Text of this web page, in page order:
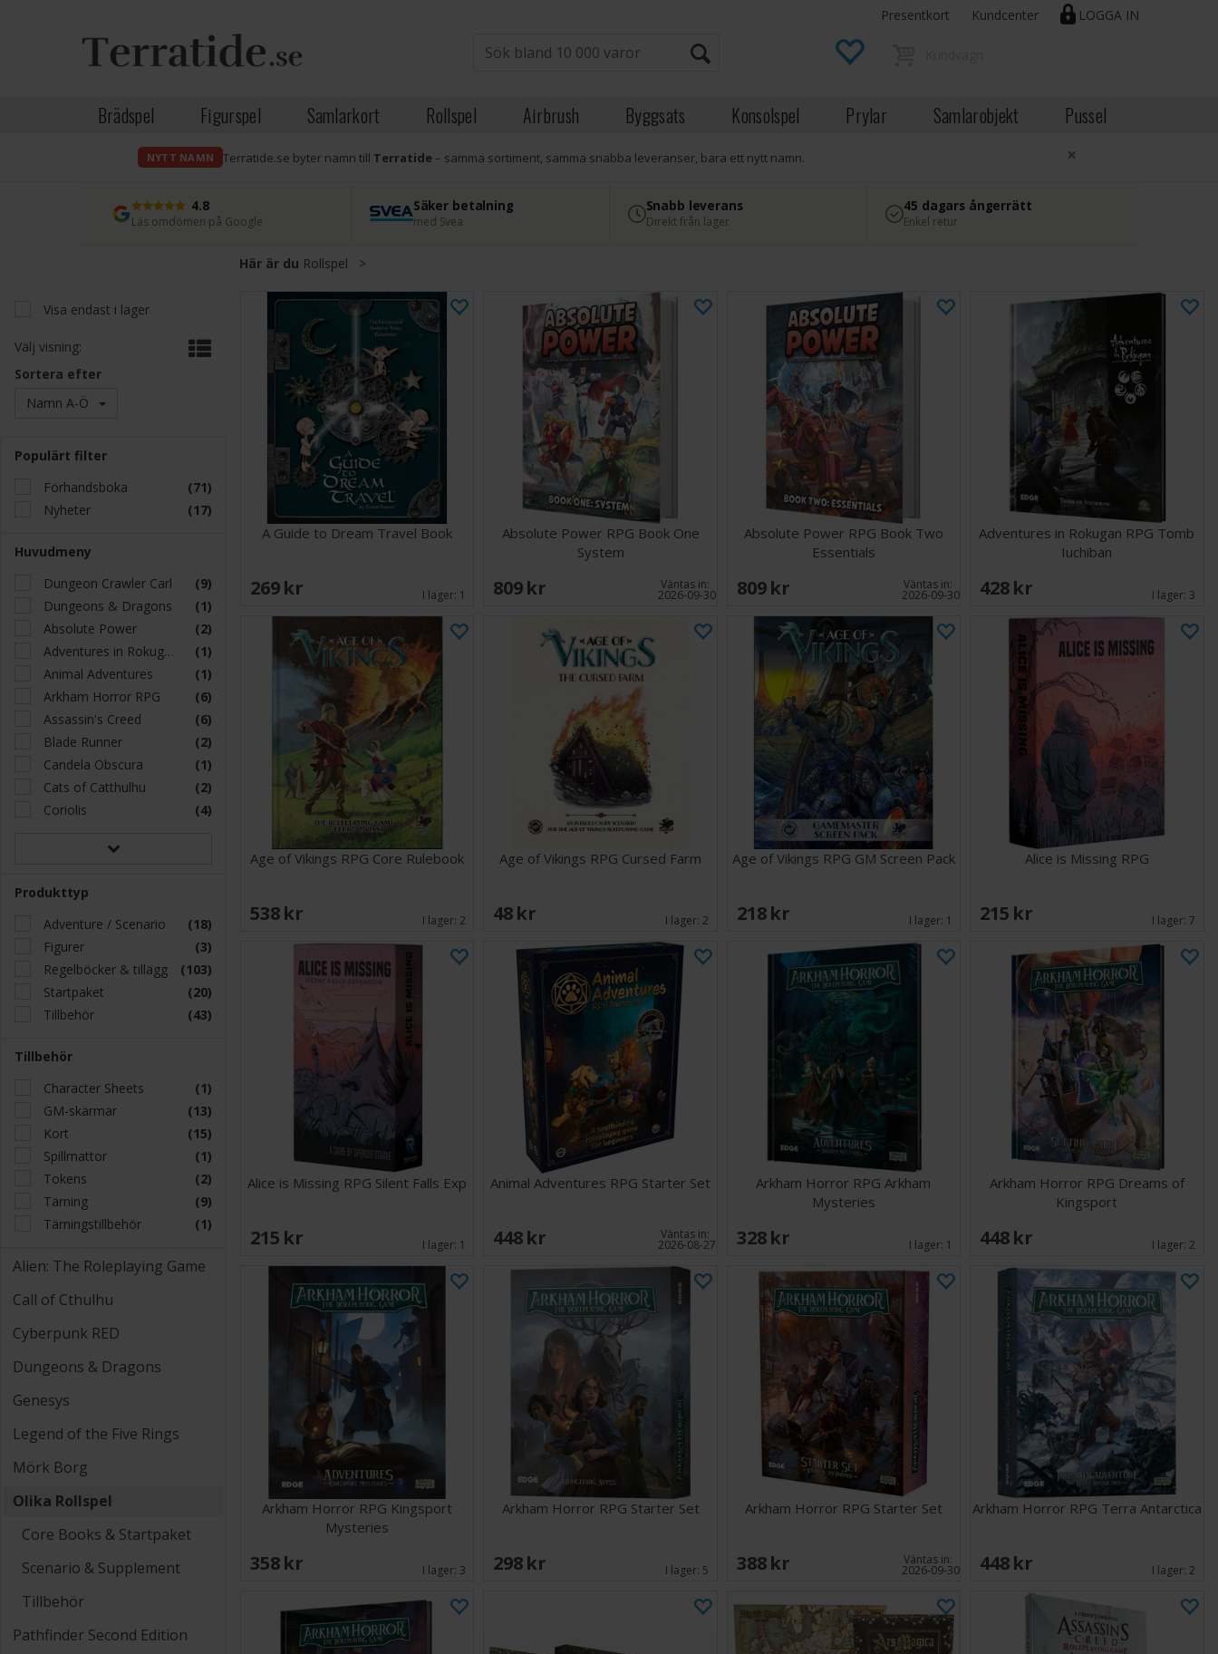
LOGGA IN
Presentkort Kundcenter
Brädspel Figurspel Samlarkort Rollspel Airbrush Byggsats Konsolspel Prylar Samlarobjekt Pussel
NYTT NAMN Terratide.se byter namn till Terratide– samma sortiment, samma snabba leveranser, bara ett nytt namn. ×
4.8
Läs omdömen på Google
Säker betalning
med Svea
Snabb leverans
Direkt från lager
45 dagars ångerrätt
Enkel retur
Här är du Rollspel >
Visa endast i lager
Välj visning:
Sortera efter
Namn A-Ö
Populärt filter
Förhandsboka
(71)
Nyheter
(17)
Huvudmeny
Dungeon Crawler Carl
(9)
Dungeons & Dragons
(1)
Absolute Power
(2)
Adventures in Rokugan
(1)
Animal Adventures
(1)
Arkham Horror RPG
(6)
Assassin's Creed
(6)
Blade Runner
(2)
Candela Obscura
(1)
Cats of Catthulhu
(2)
Coriolis
(4)
Produkttyp
Adventure / Scenario
(18)
Figurer
(3)
Regelböcker & tillägg
(103)
Startpaket
(20)
Tillbehör
(43)
Tillbehör
Character Sheets
(1)
GM-skärmar
(13)
Kort
(15)
Spillmattor
(1)
Tokens
(2)
Tärning
(9)
Tärningstillbehör
(1)
Alien: The Roleplaying Game
Call of Cthulhu
Cyberpunk RED
Dungeons & Dragons
Genesys
Legend of the Five Rings
Mörk Borg
Olika Rollspel
Core Books & Startpaket
Scenario & Supplement
Tillbehör
Pathfinder Second Edition
A Guide to Dream Travel Book
269 SEK I lager: 1
Absolute Power RPG Book One
System
809 SEK Väntas in:
2026-09-30
Absolute Power RPG Book Two
Essentials
809 SEK Väntas in:
2026-09-30
Adventures in Rokugan RPG Tomb
Iuchiban
428 SEK I lager: 3
Age of Vikings RPG Core Rulebook
538 SEK I lager: 2
Age of Vikings RPG Cursed Farm
48 SEK I lager:2
Age of Vikings RPG GM Screen Pack
218 SEK I lager: 1
Alice is Missing RPG
215 SEK I lager:7
Alice is Missing RPG Silent Falls Exp
215 SEK I lager: 1
Animal Adventures RPG Starter Set
448 SEK Väntas in:
2026-08-27
Arkham Horror RPG Arkham
Mysteries
328 SEK I lager: 1
Arkham Horror RPG Dreams of
Kingsport
448 SEK I lager:2
Arkham Horror RPG Kingsport
Mysteries
358 SEK I lager: 3
Arkham Horror RPG Starter Set
298 SEK I lager: 5
Arkham Horror RPG Starter Set
388 SEK Väntas in:
2026-09-30
Arkham Horror RPG Terra Antarctica
448 SEK I lager:2